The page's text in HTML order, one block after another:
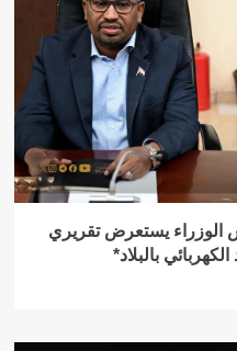
الوزراء يستعرض تقريري
بالبلاد*